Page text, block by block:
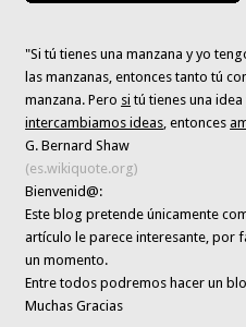
"Si tú tienes una manzana y yo
las manzanas, entonces tanto tú
manzana. Pero si tú tienes una
intercambiamos ideas , entonces
G. Bernard Shaw
(es.wikiquote.org)
Bienvenid@:
Este blog pretende únicamente
artículo le parece interesante,por
un momento.
Entre todos podremos hacer un
Muchas Gracias